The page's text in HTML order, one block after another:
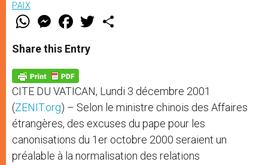
PAIX
W
t
s
p
p
M
e
s
e
g
e
r
F
a
e
b
o
k
w
Share this Entry
CITE DU VATICAN, Lundi 3 décembre 2001
(ZENIT.org) – Selon le ministre chinois des Affaires
étrangères, des excuses du pape pour les
canonisations du 1er octobre 2000 seraient un
préalable à la normalisation des relations